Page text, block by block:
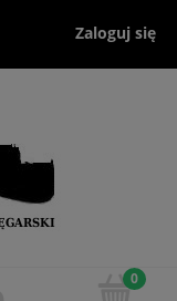
Zaloguj się